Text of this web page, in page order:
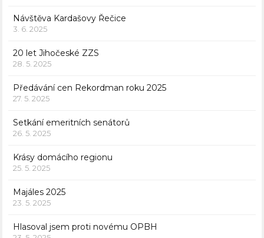
Návštěva Kardašovy Řečice
3. 6. 2025
20 let Jihočeské ZZS
28. 5. 2025
Předávání cen Rekordman roku 2025
27. 5. 2025
Setkání emeritních senátorů
26. 5. 2025
Krásy domácího regionu
25. 5. 2025
Majáles 2025
23. 5. 2025
Hlasoval jsem proti novému OPBH